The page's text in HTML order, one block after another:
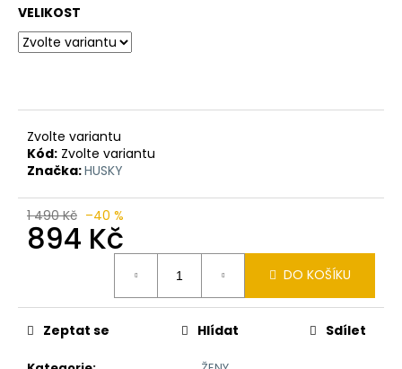
VELIKOST
Zvolte variantu
Kód: Zvolte variantu
Značka:HUSKY
1 490 Kč –40 %
894 Kč
DO KOŠÍKU
Zeptat se Hlídat Sdílet
D
o
r
u
č
u
j
e
m